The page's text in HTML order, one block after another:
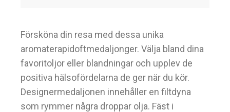
Försköna din resa med dessa unika
aromaterapidoftmedaljonger. Välja bland dina
favoritoljor eller blandningar och upplev de
positiva hälsofördelarna de ger när du kör.
Designermedaljonen innehåller en filtdyna
som rymmer några droppar olja. Fäst i